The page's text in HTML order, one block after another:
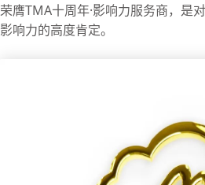
荣膺TMA十周年·影响力服务商，是
影响力的高度肯定。